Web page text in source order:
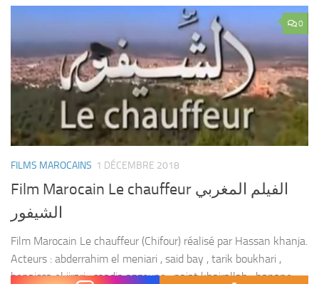
0
FILMS MAROCAINS 1 DÉCEMBRE 2018
Film Marocain Le chauffeur الفيلم المغربي
الشيفور
Film Marocain Le chauffeur (Chifour) réalisé par Hassan khanja.
Acteurs : abderrahim el meniari , said bay , tarik boukhari ,
benaissa el jirari , saadia azgoune , najat khairallah , hanane